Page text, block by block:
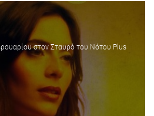
στον Σταυρό του Νότου Plus